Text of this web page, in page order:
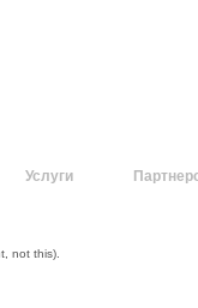
Услуги
not this).